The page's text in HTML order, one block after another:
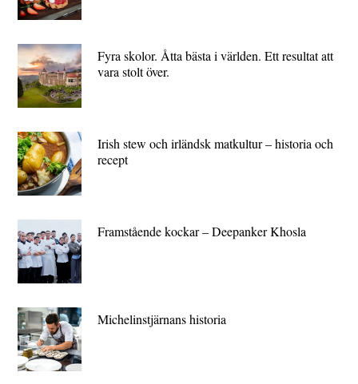
Fyra skolor. Åtta bästa i världen. Ett resultat att
vara stolt över.
Irish stew och irländsk matkultur – historia och
recept
Framstående kockar – Deepanker Khosla
Michelin­stjärnans historia